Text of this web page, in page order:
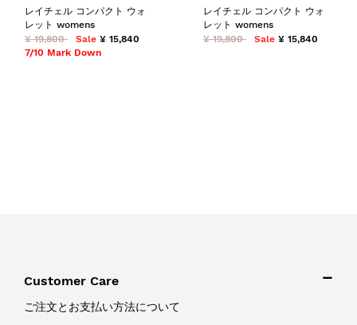
レイチェル コンパクト ウォ
レット womens
¥ 19,800
Sale ¥ 15,840
7/10 Mark Down
レイチェル コンパクト ウォ
レット womens
¥ 19,800
Sale ¥ 15,840
Customer Care
ご注文とお支払い方法について